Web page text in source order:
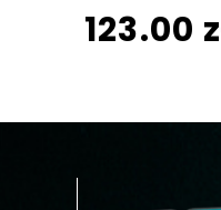
123.00